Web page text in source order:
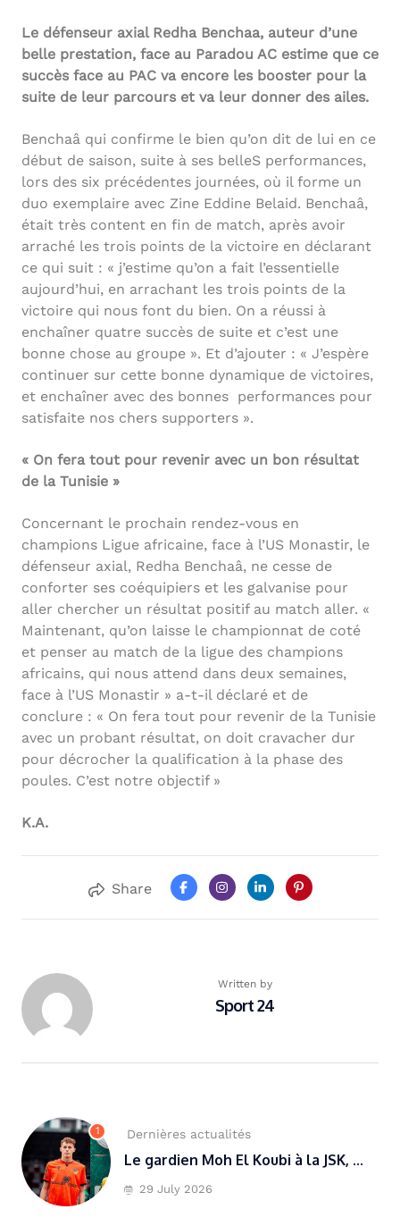
Le défenseur axial Redha Benchaa, auteur d’une
belle prestation, face au Paradou AC estime que ce
succès face au PAC va encore les booster pour la
suite de leur parcours et va leur donner des ailes.
Benchaâ qui confirme le bien qu’on dit de lui en ce
début de saison, suite à ses belleS performances,
lors des six précédentes journées, où il forme un
duo exemplaire avec Zine Eddine Belaid. Benchaâ,
était très content en fin de match, après avoir
arraché les trois points de la victoire en déclarant
ce qui suit : « j’estime qu’on a fait l’essentielle
aujourd’hui, en arrachant les trois points de la
victoire qui nous font du bien. On a réussi à
enchaîner quatre succès de suite et c’est une
bonne chose au groupe ». Et d’ajouter : « J’espère
continuer sur cette bonne dynamique de victoires,
et enchaîner avec des bonnes performances pour
satisfaite nos chers supporters ».
« On fera tout pour revenir avec un bon résultat
de la Tunisie »
Concernant le prochain rendez-vous en
champions Ligue africaine, face à l’US Monastir, le
défenseur axial, Redha Benchaâ, ne cesse de
conforter ses coéquipiers et les galvanise pour
aller chercher un résultat positif au match aller. «
Maintenant, qu’on laisse le championnat de coté
et penser au match de la ligue des champions
africains, qui nous attend dans deux semaines,
face à l’US Monastir » a-t-il déclaré et de
conclure : « On fera tout pour revenir de la Tunisie
avec un probant résultat, on doit cravacher dur
pour décrocher la qualification à la phase des
poules. C’est notre objectif »
K.A.
Share
Written by
Sport 24
1 Dernières actualités
Le gardien Moh El Koubi à la JSK, ...
29 July 2026